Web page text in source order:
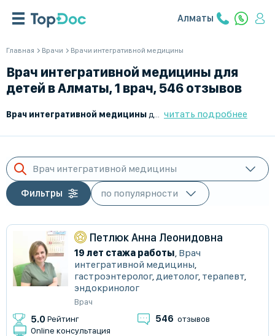
Алматы
Главная Врачи Врачи интегративной медицины
Врач интегративной медицины для
детей в Алматы, 1 врач, 546 отзывов
Врач интегративной медицины для детей — это специалист, который сочетает традиционные методы лечения с альтернативными и натуральными подходами для улучшения здоровья ребенка. В рамках своей практики интегративные методики могут использовать педиатры, неврологи, гастроэнтерологи и другие врачи. читать подробнее
Врач интегративной медицины
Фильтры
Петлюк Анна Леонидовна
19 лет стажа работы, Врач
интегративной медицины,
гастроэнтеролог,диетолог, терапевт,
эндокринолог
Врач
5.0 Рейтинг 546 отзывов
Online консультация